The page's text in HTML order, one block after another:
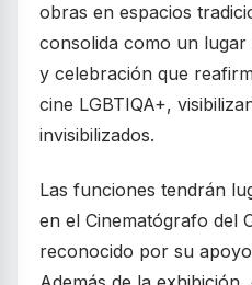
obras en espacios
consolida como un
y celebración que
cine LGBTIQA+,
invisibilizados.
Las funciones tendrán
en el Cinematógrafo del
reconocido por su